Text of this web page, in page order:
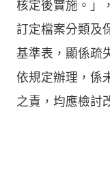
核定後實施。」
訂定檔案分類及
基準表，顯係疏
依規定辦理，係
之責，均應檢討